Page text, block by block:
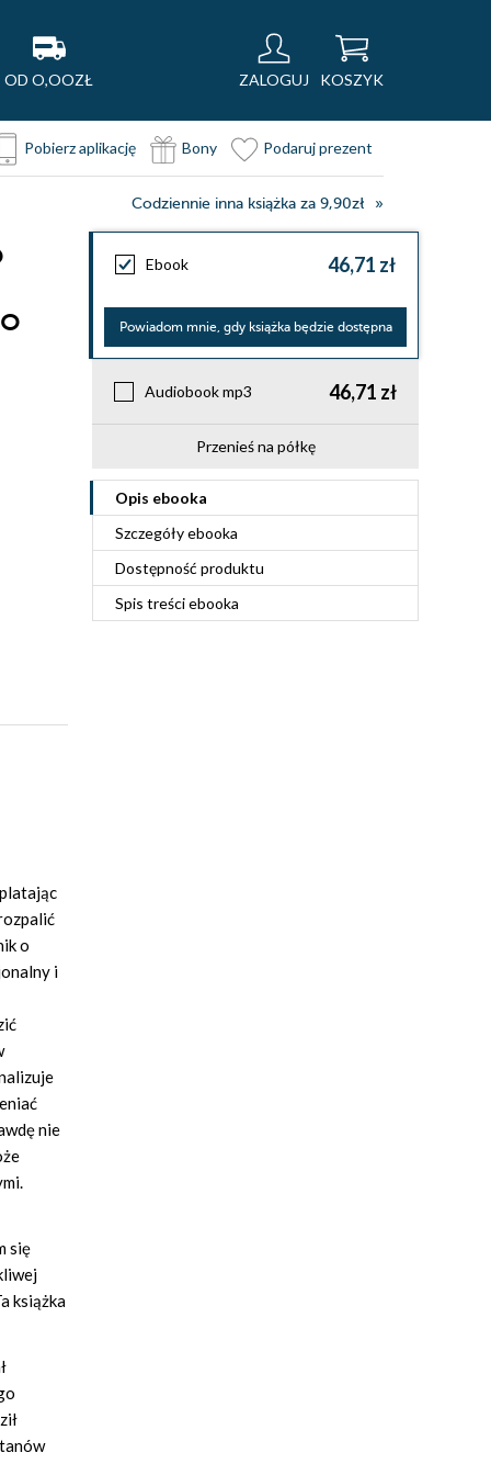
OD O,OOZŁ ZALOGUJ KOSZYK
Pobierz aplikację Bony Podaruj prezent
Codziennie inna książka za 9,90zł
Ebook 46,71 zł
Powiadom mnie, gdy książka będzie dostępna
Audiobook mp3 46,71 zł
Przenieś na półkę
Opis ebooka
Szczegółyebooka
Dostępność produktu
Spis treściebooka
o
i
nie
się
książka